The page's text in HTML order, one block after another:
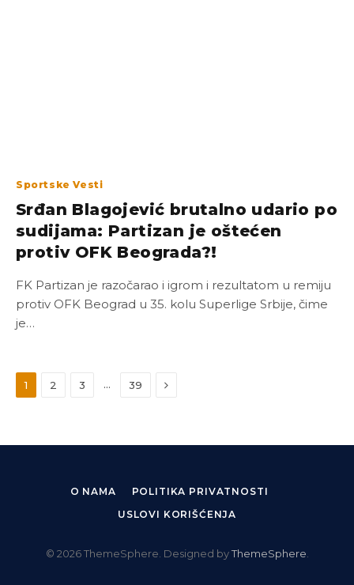
Sportske Vesti
Srđan Blagojević brutalno udario po
sudijama: Partizan je oštećen
protiv OFK Beograda?!
FK Partizan je razočarao i igrom i rezultatom u remiju
protiv OFK Beograd u 35. kolu Superlige Srbije, čime
je…
1 2 3 … 39 Next
O NAMA
POLITIKA PRIVATNOSTI
USLOVI KORIŠĆENJA
© 2026 ThemeSphere. Designed byThemeSphere